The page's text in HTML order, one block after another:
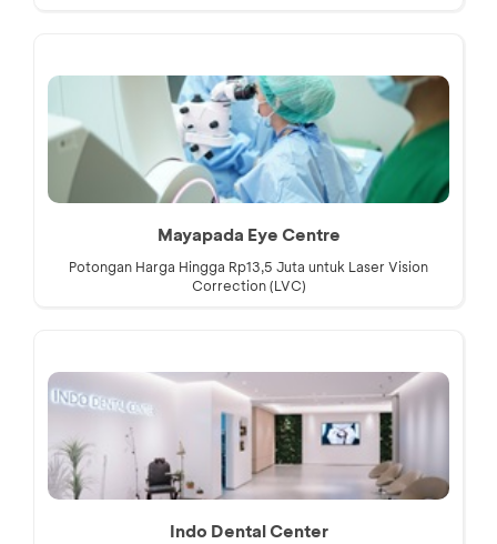
Mayapada Eye Centre
Potongan Harga Hingga Rp13,5 Juta untuk Laser Vision
Correction (LVC)
Indo Dental Center